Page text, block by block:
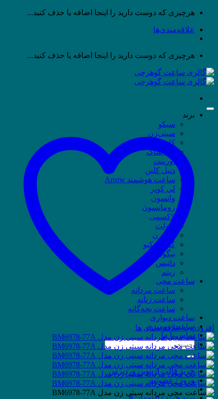
پرش
محتوا
هرچیزی که دوست دارید را اینجا اضافه یا حذف کنید...
علاقه‌مندی‌ها
هرچیزی که دوست دارید را اینجا اضافه یا حذف کنید...
برند
سیکو
سیتی‌زن
کاسیو
جی شاک
اورینت
دنیل کلین
ساعت هوشمند Arrow
لی کوپر
واتسون
رومانسون
لاکسمی
ویولت
وسترن
کیو اند کیو
بیگوتی
داتیس
ریتم
ساعت مچی
ساعت مردانه
ساعت زنانه
ساعت بچه‌گانه
ساعت دیواری
ساعت رومیزی
تماس با ما
جستجو
برای:
خرید قالب از نوین وردپرس
ورود / عضویت
افزودن به علاقه مندی ها